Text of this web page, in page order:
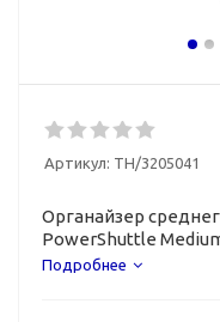
Артикул: TH/3205041
Органайзер
PowerShuttle
хранения зарядных
Подробнее